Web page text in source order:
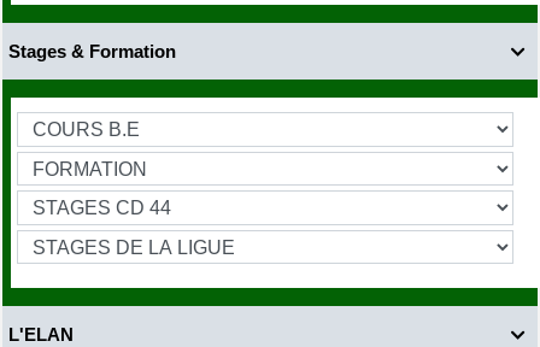

Stages & Formation

L'ELAN